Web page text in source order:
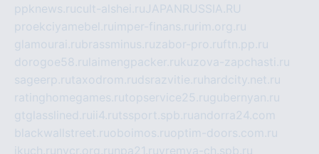
ppknews.rucult-alshei.ruJAPANRUSSIA.RU
proekciyamebel.ru imper-finans.ru rim.org.ru
glamourai.rubrassminus.ruzabor-pro.ruftn.pp.ru
dorogoe58.ru laimengpacker.rukuzova-zapchasti.ru
sageerp.rutaxodrom.rudsrazvitie.ru hardcity.net.ru
ratinghomegames.rutopservice25.rugubernyan.ru
gtglasslined.ru ii4.rutssport.spb.ruandorra24.com
blackwallstreet.ruoboimos.ruoptim-doors.com.ru
ikuch.ru nycr.org.ru npa21.ruvremya-ch.spb.ru